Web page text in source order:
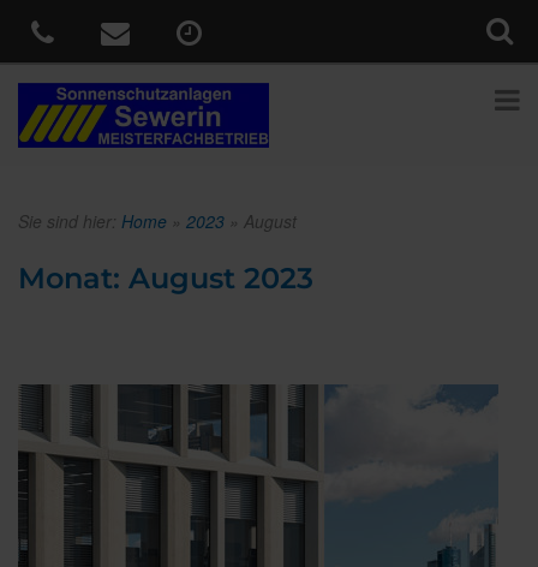
Sie sind hier: Home » 2023 » August
Monat: August 2023